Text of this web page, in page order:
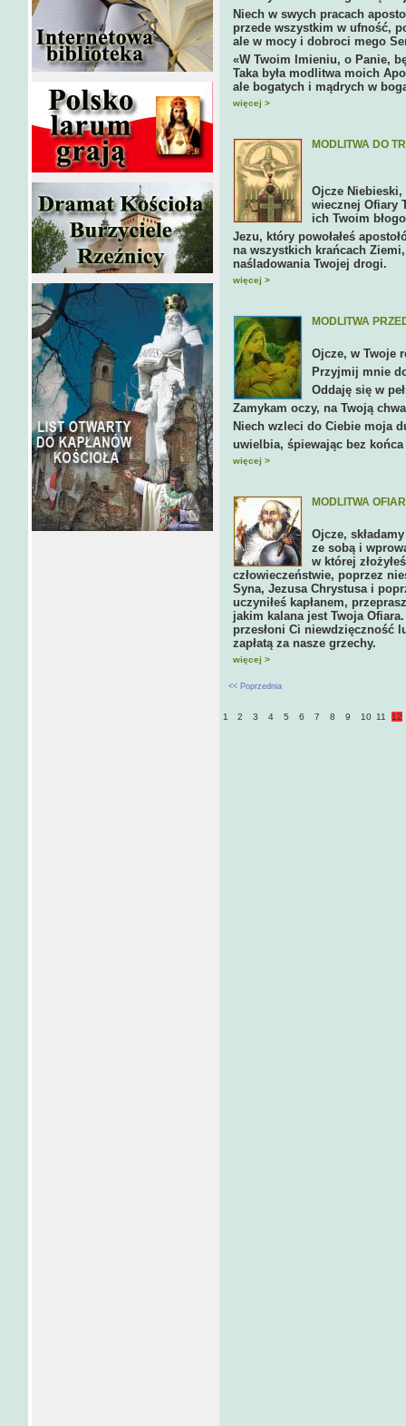
Niech w swych pracach
przede wszystkim w ufność,
ale w mocy i dobroci mego
«W Twoim Imieniu, o Panie,
Taka była modlitwa moich
ale bogatych i mądrych w
więcej >
MODLITWA DO
Ojcze Niebieski,
wiecznej Ofiary
ich Twoim
Jezu, który powołałeś
na wszystkich krańcach
naśladowania Twojej drogi.
więcej >
MODLITWA
Ojcze, w Twoje
Przyjmij mnie
Oddaję się w
Zamykam oczy, na Twoją
Niech wzleci do Ciebie moja
uwielbia, śpiewając bez końca
więcej >
MODLITWA
Ojcze,
ze sobą i
w której
człowieczeństwie, poprzez
Syna, Jezusa Chrystusa i
uczyniłeś kapłanem,
jakim kalana jest Twoja
przesłoni Ci niewdzięczność
zapłatą za nasze grzechy.
więcej >
<< Poprzednia
1 2 3 4 5 6 7 8 9 10 11 12